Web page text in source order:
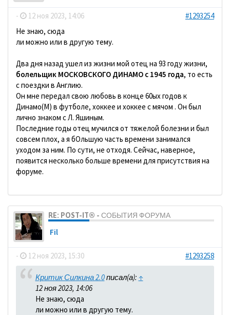
- 12 ноя 2023, 14:06
#1293254
Не знаю, сюда
ли можно или в другую тему.
Два дня назад ушел из жизни мой отец на 93 году жизни,
болельщик МОСКОВСКОГО ДИНАМО с 1945 года, то есть
с поездки в Англию.
Он мне передал свою любовь в конце 60ых годов к
Динамо(М) в футболе, хоккее и хоккее с мячом . Он был
лично знаком с Л. Яшиным.
Последние годы отец мучился от тяжелой болезни и был
совсем плох, а я бОльшую часть времени занимался
уходом за ним. По сути, не отходя. Сейчас, наверное,
появится несколько больше времени для присутствия на
форуме.
RE: POST-IT® - СОБЫТИЯ ФОРУМА
Fil
- 12 ноя 2023, 15:30 #1293258
Критик Силкина 2.0писал(а): ↑
12 ноя 2023, 14:06
Не знаю, сюда
ли можно или в другую тему.